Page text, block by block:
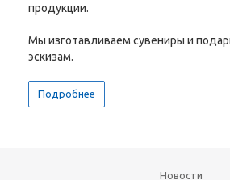
продукции.
Мы изготавливаем сувениры и
эскизам.
Подробнее
Новости